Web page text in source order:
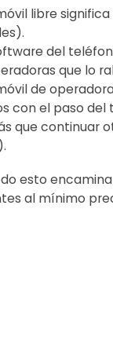
libre
del
que lo
de
con el paso del
que continuar
esto
al mínimo